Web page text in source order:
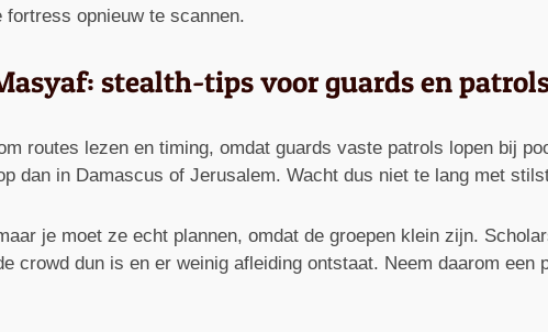
fortress opnieuw te scannen.
stealth-tips voor guards en
routes lezen en timing, omdat guards vaste patrols lopen bij
dan in Damascus of Jerusalem. Wacht dus niet te lang met
je moet ze echt plannen, omdat de groepen klein zijn.
crowd dun is en er weinig afleiding ontstaat. Neem daarom